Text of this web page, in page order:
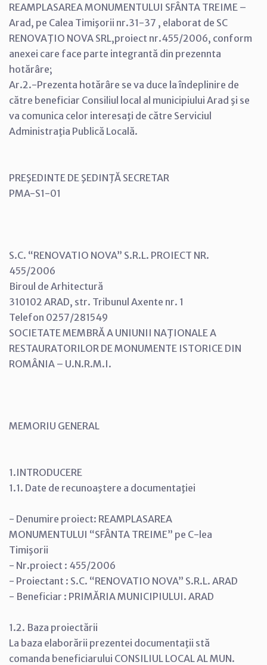
REAMPLASAREA MONUMENTULUI SFÂNTA TREIME –
Arad, pe Calea Timişorii nr.31-37 , elaborat de SC
RENOVAŢIO NOVA SRL,proiect nr.455/2006, conform
anexei care face parte integrantă din prezennta
hotărâre;
Ar.2.-Prezenta hotărâre se va duce la îndeplinire de
către beneficiar Consiliul local al municipiului Arad şi se
va comunica celor interesaţi de către Serviciul
Administraţia Publică Locală.
PREŞEDINTE DE ŞEDINŢĂ SECRETAR
PMA-S1-01
S.C. “RENOVATIO NOVA” S.R.L. PROIECT NR.
455/2006
Biroul de Arhitectură
310102 ARAD, str. Tribunul Axente nr. 1
Telefon 0257/281549
SOCIETATE MEMBRĂ A UNIUNII NAŢIONALE A
RESTAURATORILOR DE MONUMENTE ISTORICE DIN
ROMÂNIA – U.N.R.M.I.
MEMORIU GENERAL
1.INTRODUCERE
1.1. Date de recunoaştere a documentaţiei
- Denumire proiect: REAMPLASAREA
MONUMENTULUI “SFÂNTA TREIME” pe C-lea
Timişorii
- Nr.proiect : 455/2006
- Proiectant : S.C. “RENOVATIO NOVA” S.R.L. ARAD
- Beneficiar : PRIMĂRIA MUNICIPIULUI. ARAD
1.2. Baza proiectării
La baza elaborării prezentei documentaţii stă
comanda beneficiarului CONSILIUL LOCAL AL MUN.